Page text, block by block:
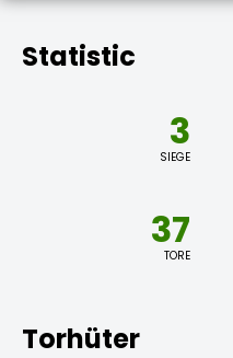
Statistic
3
SIEGE
37
TORE
Torhüter